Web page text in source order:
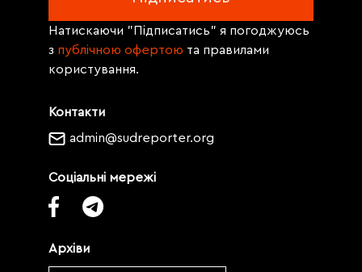
Контакти
admin@sudreporter.org
Соціальні мережі
Архіви
Натискаючи "Підписатись" я погоджуюсь
з публічною офертою та правилами
користування.